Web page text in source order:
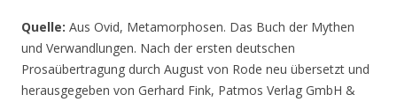
Quelle: Aus Ovid, Metamorphosen. Das Buch der Mythen
und Verwandlungen. Nach der ersten deutschen
Prosaübertragung durch August von Rode neu übersetzt und
herausgegeben von Gerhard Fink, Patmos Verlag GmbH &